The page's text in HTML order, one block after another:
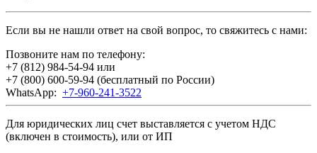
Если вы не нашли ответ на свой вопрос, то свяжитесь с нами:
Позвоните нам по телефону:
+7 (812) 984-54-94 или
+7 (800) 600-59-94 (бесплатный по России)
WhatsApp: +7-960-241-3522
Для юридических лиц счет выставляется с учетом НДС
(включен в стоимость), или от ИП